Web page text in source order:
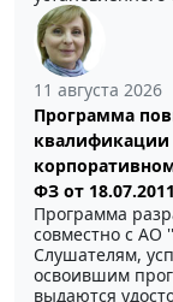
11 августа 2026
Программа
ФЗ от
Программа
совместно с АО
Слушателям,
освоившим
выдаются